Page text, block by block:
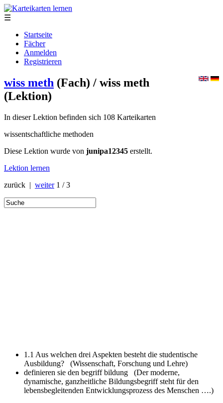
☰
Startseite
Fächer
Anmelden
Registrieren
wiss meth (Fach) / wiss meth
(Lektion)
In dieser Lektion befinden sich 108 Karteikarten
wissentschaftliche methoden
Diese Lektion wurde von junipa12345 erstellt.
Lektion lernen
zurück | weiter 1 / 3
1.1 Aus welchen drei Aspekten besteht die studentische
Ausbildung?
(Wissenschaft, Forschung und Lehre)
definieren sie den begriff bildung
(Der moderne,
dynamische, ganzheitliche Bildungsbegriff steht für den
lebensbegleitenden Entwicklungsprozess des Menschen ….)